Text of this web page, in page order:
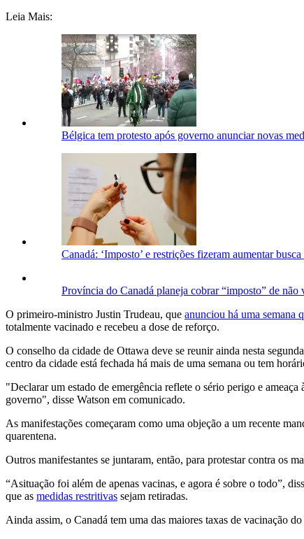
Leia Mais:
Bélgica tem protesto após governo anunciar novas
Canadá: ‘Imposto’ e restrições fizeram aumentar
Província do Canadá planeja cobrar “imposto” de não
O primeiro-ministro Justin Trudeau, que anunciou há uma semana
totalmente vacinado e recebeu a dose de reforço.
O conselho da cidade de Ottawa deve se reunir ainda nesta
centro da cidade está fechada há mais de uma semana ou tem
"Declarar um estado de emergência reflete o sério perigo e
governo", disse Watson em comunicado.
As manifestações começaram como uma objeção a um recente
quarentena.
Outros manifestantes se juntaram, então, para protestar contra os
“Asituação foi além de apenas vacinas, e agora é sobre o todo”,
que as medidas restritivas sejam retiradas.
Ainda assim, o Canadá tem uma das maiores taxas de vacinação